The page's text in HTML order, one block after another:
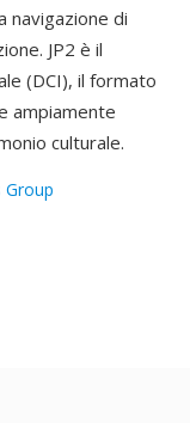
navigazione di
JP2 è il
(DCI), il formato
ampiamente
culturale.
Group